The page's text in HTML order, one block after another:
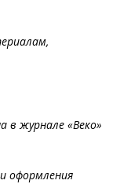
в журнале «Веко»
оформления